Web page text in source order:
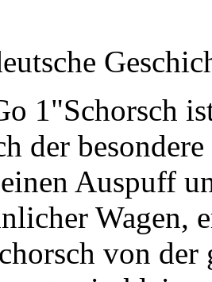
1"Schorsch
der
Auspuff
Wagen,
von der